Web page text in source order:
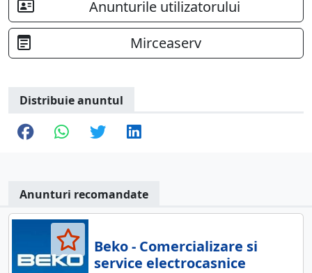
Anunturile utilizatorului
Mirceaserv
Distribuie anuntul
Anunturi recomandate
Beko - Comercializare si
service electrocasnice